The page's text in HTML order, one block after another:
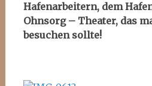
Hafenarbeitern, dem
Ohnsorg – Theater, das
besuchen sollte!